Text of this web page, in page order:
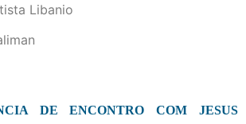
Libanio
DE ENCONTRO COM JESUS